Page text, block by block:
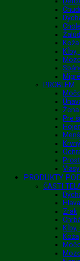
Koža
PROBLÉM
Pre
PRODUKTY
ČASTI
Hlava
Zrak
Koža